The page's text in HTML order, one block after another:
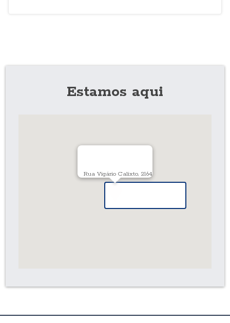
Estamos aqui
Rua Vigário Calixto, 2164